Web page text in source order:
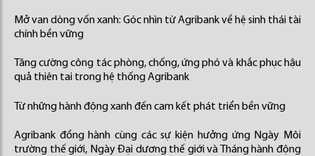
Mở van dòng vốn xanh: Góc nhìn từ Agribank về hệ sinh thái tài
chính bền vững
Tăng cường công tác phòng, chống, ứng phó và khắc phục hậu
quả thiên tai trong hệ thống Agribank
Từ những hành động xanh đến cam kết phát triển bền vững
Agribank đồng hành cùng các sự kiện hưởng ứng Ngày Môi
trường thế giới, Ngày Đại dương thế giới và Tháng hành động